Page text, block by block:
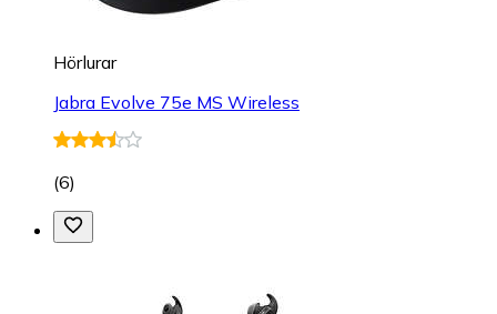
Hörlurar
Jabra Evolve 75e MS Wireless
(6)